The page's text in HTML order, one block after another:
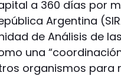
a 360 días por
Argentina
de Análisis de
una
organismos para